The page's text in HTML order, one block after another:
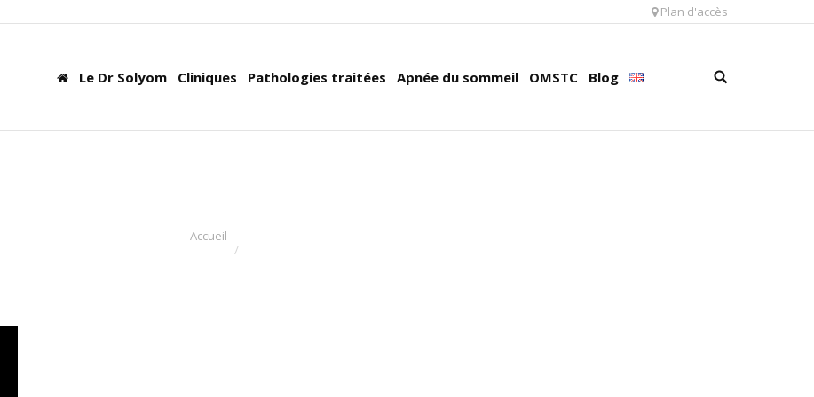
Plan d'accès
Le Dr Solyom Cliniques Pathologies traitées Apnée du sommeil OMSTC Blog
Accueil